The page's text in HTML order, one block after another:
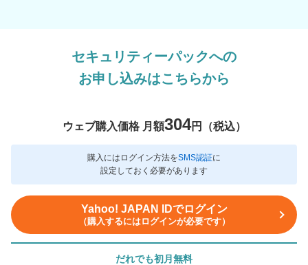
セキュリティーパックへの
お申し込みはこちらから
ウェブ購入価格 月額304円（税込）
購入にはログイン方法をSMS認証に
設定しておく必要があります
Yahoo! JAPAN IDでログイン
（購入するにはログインが必要です）
だれでも初月無料